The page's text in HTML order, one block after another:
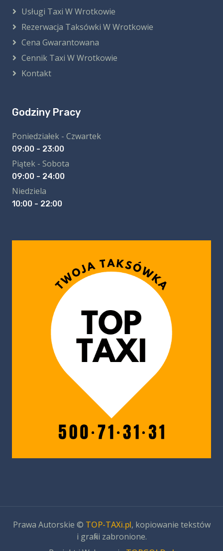
Usługi Taxi W Wrotkowie
Rezerwacja Taksówki W Wrotkowie
Cena Gwarantowana
Cennik Taxi W Wrotkowie
Kontakt
Godziny Pracy
Poniedziałek - Czwartek
09:00 - 23:00
Piątek - Sobota
09:00 - 24:00
Niedziela
10:00 - 22:00
Prawa Autorskie © TOP-TAXi.pl, kopiowanie tekstów
i grafiki zabronione.